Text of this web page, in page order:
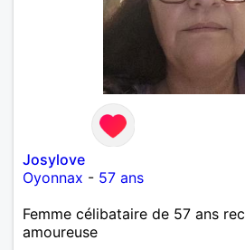
Josylove
Oyonnax - 57 ans
Femme célibataire de 57 ans
amoureuse